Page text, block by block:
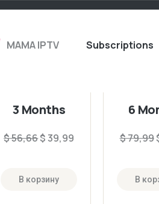
MAMA IPTV Subscriptions
3 Months
$56,66$39,99
В корзину
6
$79,99
В